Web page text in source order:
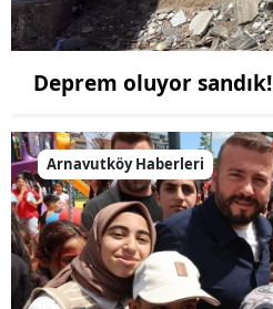
Deprem oluyor sandık!
Arnavutköy Haberleri